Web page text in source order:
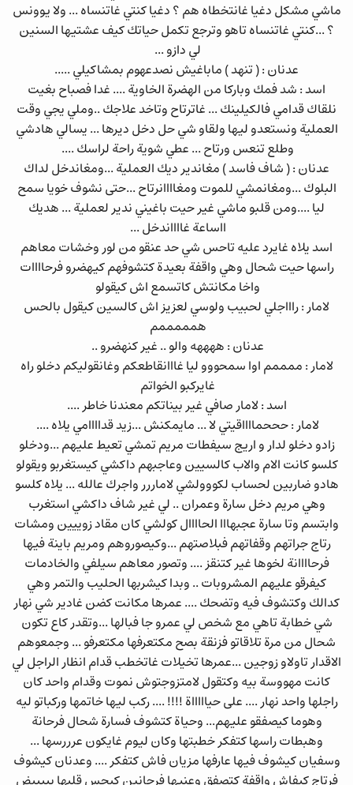
ماشي مشكل دغيا غانتخطاه هم ؟ دغيا كنتي غاتنساه ... ولا يوونس
؟ ...كنتي غاتنساه تاهو وترجع تكمل حياتك كيف عشتيها السنين
لي دازو ...
عدنان : ( تنهد ) ماباغيش نصدعهوم بمشاكيلي .....
اسد : شد فمك وباركا من الهضرة الخاوية .... غدا فصباح بغيت
نلقاك قدامي فالكيلينك ... غاترتاح وتاخد علاجك ..وملي يجي وقت
العملية ونستعدو ليها ولقاو شي حل دخل ديرها ... يسالي هادشي
وطلع تنعس ورتاح ... عطي شوية راحة لراسك ....
عدنان : ( شاف فاسد ) مغاندير ديك العملية ...ومغاندخل لداك
البلوك ...ومغانمشي للموت ومغاااانرتاح ...حتى نشوف خويا سمح
ليا ....ومن قلبو ماشي غير حيت باغيني ندير لعملية ... هديك
ااساعة غااااندخل ...
اسد يلاه غايرد عليه تاحس شي حد عنقو من لور وخشات معاهم
راسها حيت شحال وهي واقفة بعيدة كتشوفهم كيهضرو فرحاااات
واخا مكانتش كاتسمع اش كيقولو
لامار : راااجلي لحبيب ولوسي لعزيز اش كالسين كيقول بالحس
همممممم
عدنان : ههههه والو .. غير كنهضرو ..
لامار : ممممم اوا سمحووو ليا غااانقاطعكم وغانقوليكم دخلو راه
غايركبو الخواتم
اسد : لامار صافي غير بيناتكم معندنا خاطر ....
لامار : حححمااااقيتي لا ... مايمكنش ...زيد قداااامي يلاه ....
زادو دخلو لدار و اريج سيفطات مريم تمشي تعيط عليهم ...ودخلو
كلسو كانت الام والاب كالسيين وعاجبهم داكشي كيستغربو ويقولو
هادو ضاربين لحساب لكووولشي لاماررر واجرك عالله ... يلاه كلسو
وهي مريم دخل سارة وعمران .. لي غير شاف داكشي استغرب
وابتسم وتا سارة عجبهااا الحاااال كولشي كان مقاد زوييين ومشات
رتاج جراتهم وقفاتهم فبلاصتهم ...وكيصوروهم ومريم باينة فيها
فرحاااانة لخوها غير كتنقز .... وتصور معاهم سيلفي والخادمات
كيفرقو عليهم المشروبات .. وبدا كيشربها الحليب والتمر وهي
كدالك وكتشوف فيه وتضحك .... عمرها مكانت كضن غادير شي نهار
شي خطابة تاهي مع شخص لي عمرو جا فبالها ...وتقدر كاع تكون
شحال من مرة تلاقاتو فزنقة بصح مكتعرفها مكتعرفو ... وجمعوهم
الاقدار تاولاو زوجين ...عمرها تخيلات غاتخطب قدام انظار الراجل لي
كانت مهووسة بيه وكتقول لامتزوجتوش نموت وقدام واحد كان
راجلها واحد نهار .... على حياااااة !!!! .... ركب ليها خاتمها وركباتو ليه
وهوما كيصفقو عليهم... وحياة كتشوف فسارة شحال فرحانة
وهبطات راسها كتفكر خطبتها وكان ليوم غايكون عرررسها ...
وسفيان كيشوف فيها عارفها مزيان فاش كتفكر .... وعدنان كيشوف
فرتاج كيفاش واقفة كتصفق وعنيها فرحانين كيحس قلبها بييييض